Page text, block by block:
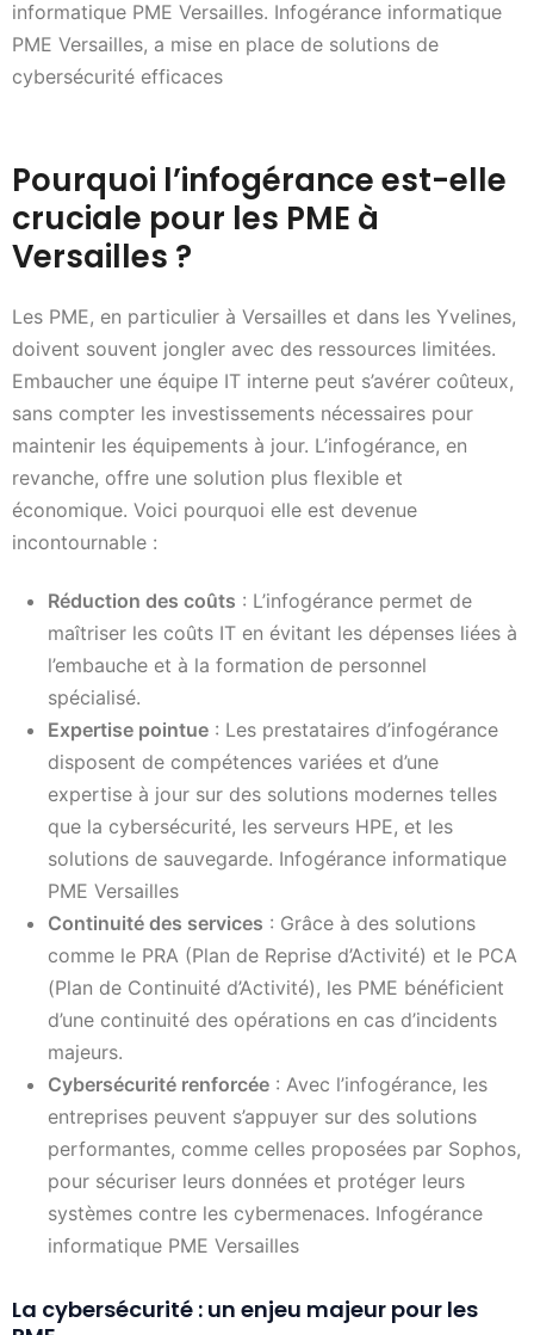
informatique PME Versailles. Infogérance informatique
PME Versailles, a mise en place de solutions de
cybersécurité efficaces
Pourquoi l’infogérance est-elle
cruciale pour les PME à
Versailles ?
Les PME, en particulier à Versailles et dans les Yvelines,
doivent souvent jongler avec des ressources limitées.
Embaucher une équipe IT interne peut s’avérer coûteux,
sans compter les investissements nécessaires pour
maintenir les équipements à jour. L’infogérance, en
revanche, offre une solution plus flexible et
économique. Voici pourquoi elle est devenue
incontournable :
Réduction des coûts : L’infogérance permet de
maîtriser les coûts IT en évitant les dépenses liées à
l’embauche et à la formation de personnel
spécialisé.
Expertise pointue : Les prestataires d’infogérance
disposent de compétences variées et d’une
expertise à jour sur des solutions modernes telles
que la cybersécurité, les serveurs HPE, et les
solutions de sauvegarde. Infogérance informatique
PME Versailles
Continuité des services : Grâce à des solutions
comme le PRA (Plan de Reprise d’Activité) et le PCA
(Plan de Continuité d’Activité), les PME bénéficient
d’une continuité des opérations en cas d’incidents
majeurs.
Cybersécurité renforcée : Avec l’infogérance, les
entreprises peuvent s’appuyer sur des solutions
performantes, comme celles proposées par Sophos,
pour sécuriser leurs données et protéger leurs
systèmes contre les cybermenaces. Infogérance
informatique PME Versailles
La cybersécurité : un enjeu majeur pour les